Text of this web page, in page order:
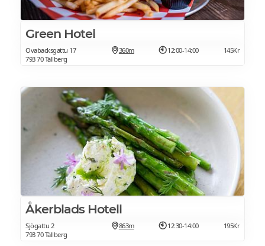
Green Hotel
Ovabacksgattu 17
793 70 Tällberg
360m 12:00-14:00 145Kr
Åkerblads Hotell
Sjögattu 2
793 70 Tällberg
863m 12:30-14:00 195Kr